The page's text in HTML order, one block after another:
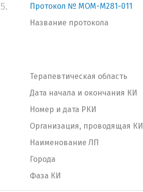
5.
Протокол № MOM-M281-011
Название протокола
Терапевтическая область
Дата начала и окончания КИ
Номер и дата РКИ
Организация, проводящая КИ
Наименование ЛП
Города
Фаза КИ